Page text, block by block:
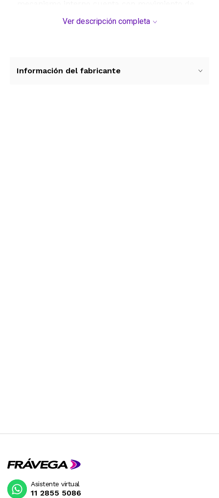
excepcional y una larga vida útil de la batería.
La pantalla analógica está protegida por un
Ver descripción completa
Información del fabricante
Asistente virtual
11 2855 5086